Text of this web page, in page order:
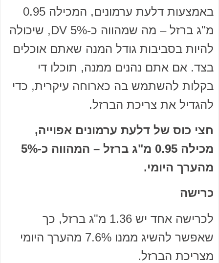
באמצעות דלעת ערמונים, המכילה 0.95
מ"ג ברזל – מה שמהווה כ-5% DV, שיכולה
להיות בסביבות גודל המנה שאתם אוכלים
בצד. אם אתם נהנים ממנה, תוכלו די
בקלות להשתמש בה כארוחה עיקרית, כדי
להגדיל את צריכת הברזל.
חצי כוס של דלעת ערמונים אפוייה,
מכילה 0.95 מ"ג ברזל – המהווה כ-5%
מהערך היומי.
כרישה
לכרישה אחד יש 1.36 מ"ג ברזל, כך
שאפשר להשיג ממנו 7.6% מהערך היומי
מצריכת הברזל.